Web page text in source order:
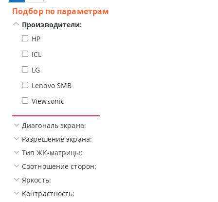
Подбор по параметрам
Производители:
HP
ICL
LG
Lenovo SMB
Viewsonic
Диагональ экрана:
Разрешение экрана:
Тип ЖК-матрицы:
Соотношение сторон:
Яркость:
Контрастность: